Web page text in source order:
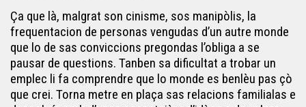
Ça que là, malgrat son cinisme, sos manipòlis, la
frequentacion de personas vengudas d’un autre monde
que lo de sas conviccions pregondas l’obliga a se
pausar de questions. Tanben sa dificultat a trobar un
emplec li fa comprendre que lo monde es benlèu pas çò
que crei. Torna metre en plaça sas relacions familialas e